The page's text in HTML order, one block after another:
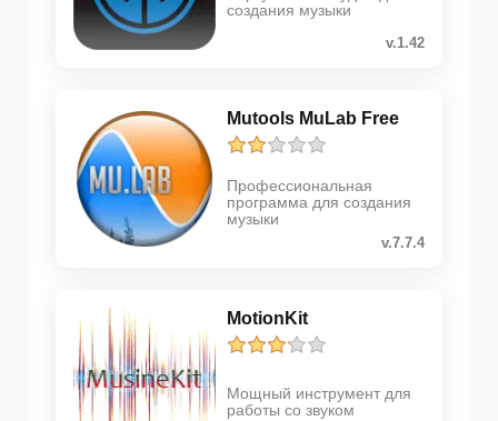
создания музыки
v.1.42
Mutools MuLab Free
Профессиональная
программа для создания
музыки
v.7.7.4
MotionKit
Мощный инструмент для
работы со звуком